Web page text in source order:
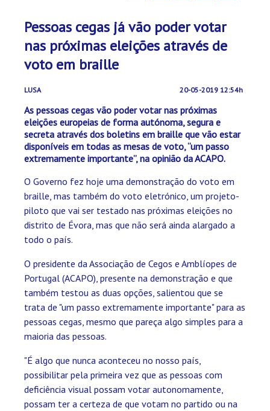
Pessoas cegas já vão poder votar
nas próximas eleições através de
voto em braille
LUSA 20-05-2019 12:54h
As pessoas cegas vão poder votar nas próximas
eleições europeias de forma autónoma, segura e
secreta através dos boletins em braille que vão estar
disponíveis em todas as mesas de voto, “um passo
extremamente importante”, na opinião da ACAPO.
O Governo fez hoje uma demonstração do voto em
braille, mas também do voto eletrónico, um projeto-
piloto que vai ser testado nas próximas eleições no
distrito de Évora, mas que não será ainda alargado a
todo o país.
O presidente da Associação de Cegos e Amblíopes de
Portugal (ACAPO), presente na demonstração e que
também testou as duas opções, salientou que se
trata de "um passo extremamente importante" para as
pessoas cegas, mesmo que pareça algo simples para a
maioria das pessoas.
"É algo que nunca aconteceu no nosso país,
possibilitar pela primeira vez que as pessoas com
deficiência visual possam votar autonomamente,
possam ter a certeza de que votam no partido ou na